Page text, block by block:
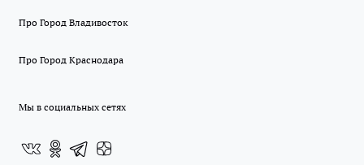
Про Город Владивосток
Про Город Краснодара
Мы в социальных сетях